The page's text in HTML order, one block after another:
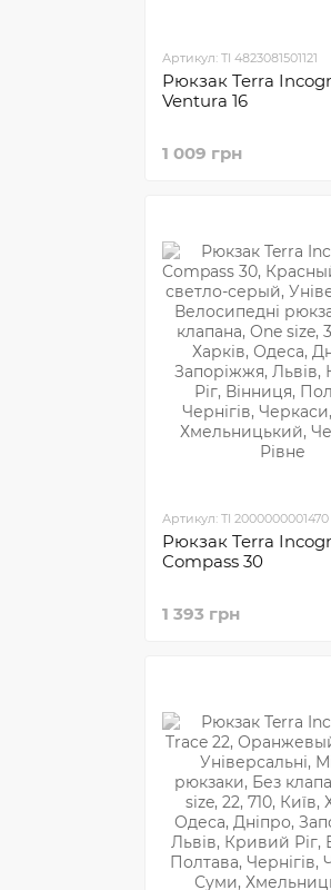
Артикул: TI 4823081501121
Рюкзак Terra
Ventura 16
1 009 грн
Артикул: TI 2000000001470
Рюкзак Terra
Compass 30
1 393 грн